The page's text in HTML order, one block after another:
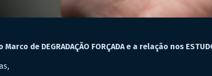
de DEGRADAÇÃO FORÇADA e a relação nos